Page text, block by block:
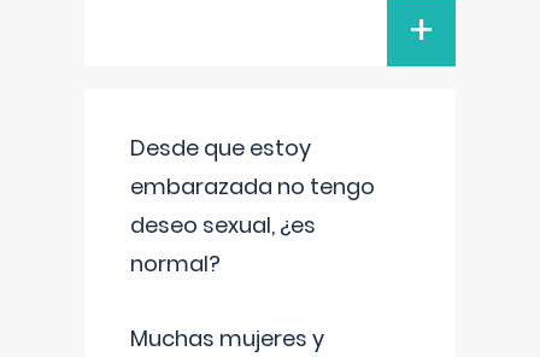
+
Desde que estoy
embarazada no tengo
deseo sexual, ¿es
normal?
Muchas mujeres y